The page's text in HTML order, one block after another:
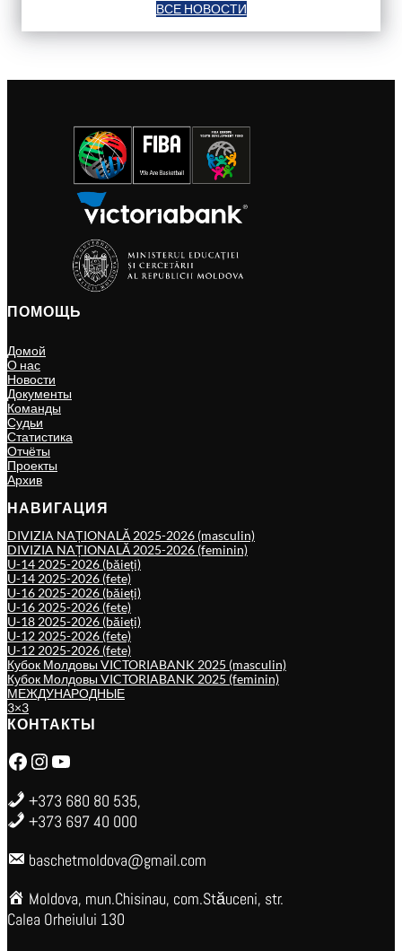
ВСЕ НОВОСТИ
ПОМОЩЬ
Домой
О нас
Новости
Документы
Команды
Судьи
Статистика
Отчёты
Проекты
Архив
НАВИГАЦИЯ
DIVIZIA NAȚIONALĂ 2025-2026 (masculin)
DIVIZIA NAȚIONALĂ 2025-2026 (feminin)
U-14 2025-2026 (băieți)
U-14 2025-2026 (fete)
U-16 2025-2026 (băieți)
U-16 2025-2026 (fete)
U-18 2025-2026 (băieți)
U-12 2025-2026 (fete)
U-12 2025-2026 (fete)
Кубок Молдовы VICTORIABANK 2025 (masculin)
Кубок Молдовы VICTORIABANK 2025 (feminin)
МЕЖДУНАРОДНЫЕ
3×3
КОНТАКТЫ
Facebook Instagram YouTube
+373 680 80 535,
+373 697 40 000
baschetmoldova@gmail.com
Moldova, mun.Chisinau, com.Stăuceni, str.
Calea Orheiului 130